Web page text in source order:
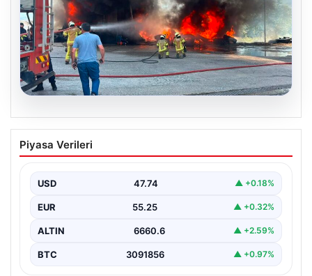
Dumanlar ilçeyi kapladı: Bursa’da
tamirhanede yangın
Piyasa Verileri
USD 47.74 ▲ +0.18%
EUR 55.25 ▲ +0.32%
ALTIN 6660.6 ▲ +2.59%
BTC 3091856 ▲ +0.97%